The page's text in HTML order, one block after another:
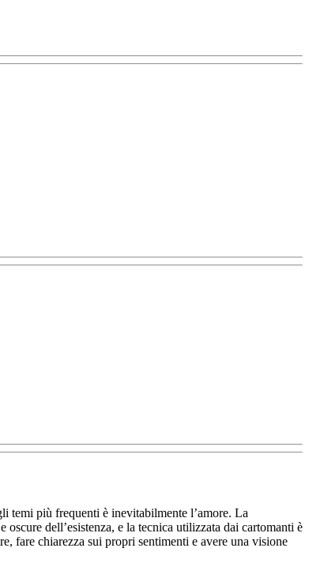
temi più frequenti è inevitabilmente l’amore. La
dell’esistenza, e la tecnica utilizzata dai cartomanti è
fare chiarezza sui propri sentimenti e avere una visione